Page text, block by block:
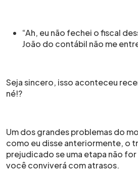
“Ah, eu não fechei o fiscal
João do contábil não me
Seja sincero, isso aconteceu
né!?
Um dos grandes problemas do
como eu disse anteriormente, o
prejudicado se uma etapa não
você conviverá com atrasos.